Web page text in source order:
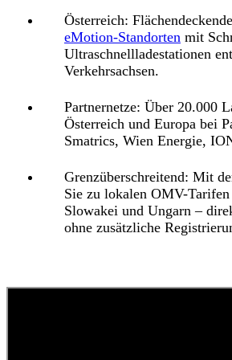
Österreich:
eMotion-Standorten mit
Ultraschnellladestationen
Verkehrsachsen.
Partnernetze: Über 20.000
Österreich und Europa bei
Smatrics, Wien Energie,
Grenzüberschreitend: Mit
Sie zu lokalen OMV-
Slowakei und Ungarn –
ohne zusätzliche